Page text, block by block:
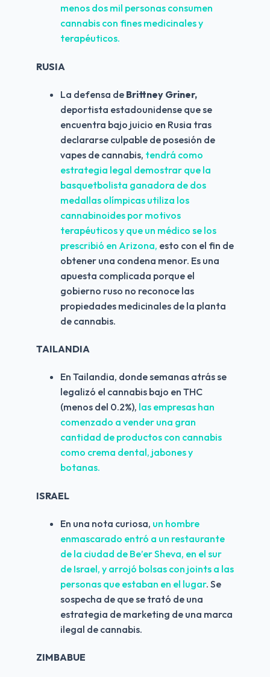
menos dos mil personas consumen
cannabis con fines medicinales y
terapéuticos.
RUSIA
La defensa de Brittney Griner,
deportista estadounidense que se
encuentra bajo juicio en Rusia tras
declararse culpable de posesión de
vapes de cannabis, tendrá como
estrategia legal demostrar que la
basquetbolista ganadora de dos
medallas olímpicas utiliza los
cannabinoides por motivos
terapéuticos y que un médico se los
prescribió en Arizona, esto con el fin de
obtener una condena menor. Es una
apuesta complicada porque el
gobierno ruso no reconoce las
propiedades medicinales de la planta
de cannabis.
TAILANDIA
En Tailandia, donde semanas atrás se
legalizó el cannabis bajo en THC
(menos del 0.2%), las empresas han
comenzado a vender una gran
cantidad de productos con cannabis
como crema dental, jabones y
botanas.
ISRAEL
En una nota curiosa, un hombre
enmascarado entró a un restaurante
de la ciudad de Be’er Sheva, en el sur
de Israel, y arrojó bolsas con joints a las
personas que estaban en el lugar. Se
sospecha de que se trató de una
estrategia de marketing de una marca
ilegal de cannabis.
ZIMBABUE